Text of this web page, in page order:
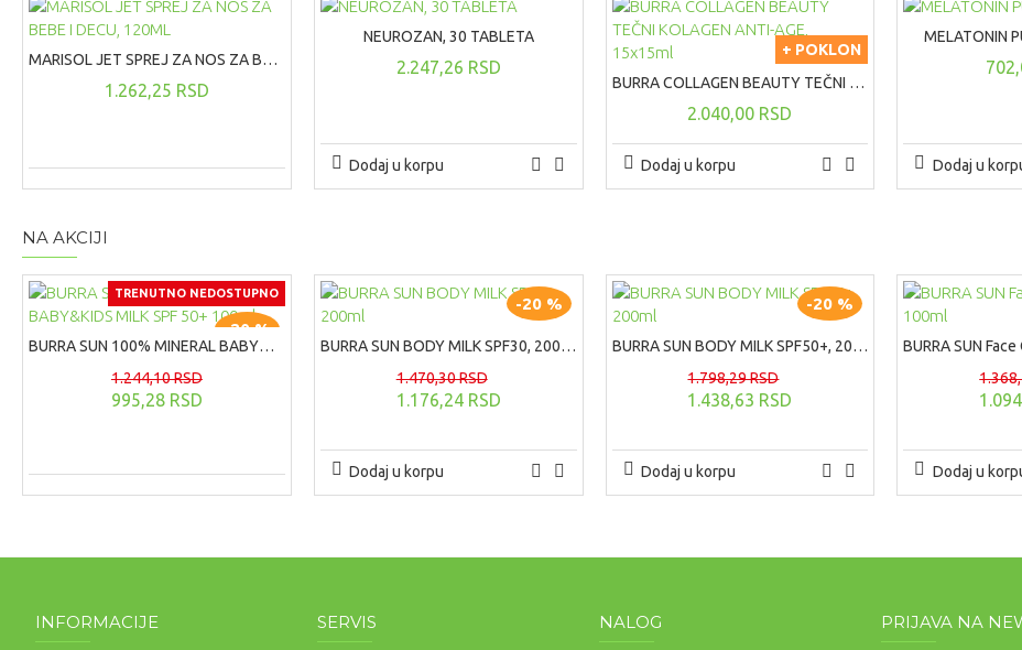
MARISOL JET SPREJ ZA NOS ZA BEBE I DECU, 120ML
1.262,25 RSD
NEUROZAN, 30 TABLETA
2.247,26 RSD
Dodaj u korpu
+ POKLON
BURRA COLLAGEN BEAUTY TEČNI KOLAGEN ANTI-AGE, 15x15ml
2.040,00 RSD
Dodaj u korpu
MELATONIN
Dodaj u
NA AKCIJI
TRENUTNO NEDOSTUPNO
-20 %
BURRA SUN 100% MINERAL BABY&KIDS MILK SPF 50+ 100ml
995,28 RSD
1.244,10 RSD
-20 %
BURRA SUN BODY MILK SPF30, 200ml
1.176,24 RSD
1.470,30 RSD
Dodaj u korpu
-20 %
BURRA SUN BODY MILK SPF50+, 200ml
1.438,63 RSD
1.798,29 RSD
Dodaj u korpu Dodaj u
INFORMACIJE SERVIS NALOG PRIJAVA NA